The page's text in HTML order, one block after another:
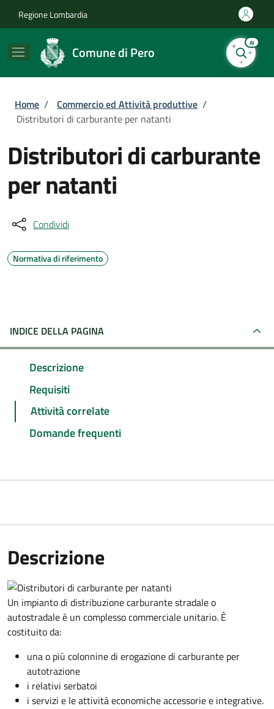
Regione Lombardia
Comune di Pero
AI
Briciole di pane
Home / Commercio ed Attività produttive /
Distributori di carburante per natanti
Distributori di carburante
per natanti
Condividi
Normativa di riferimento
INDICE DELLA PAGINA
Descrizione
Requisiti
Attività correlate
Domande frequenti
Descrizione
Un impianto di distribuzione carburante stradale o
autostradale è un complesso commerciale unitario. È
costituito da:
una o più colonnine di erogazione di carburante per
autotrazione
i relativi serbatoi
i servizi e le attività economiche accessorie e integrative.